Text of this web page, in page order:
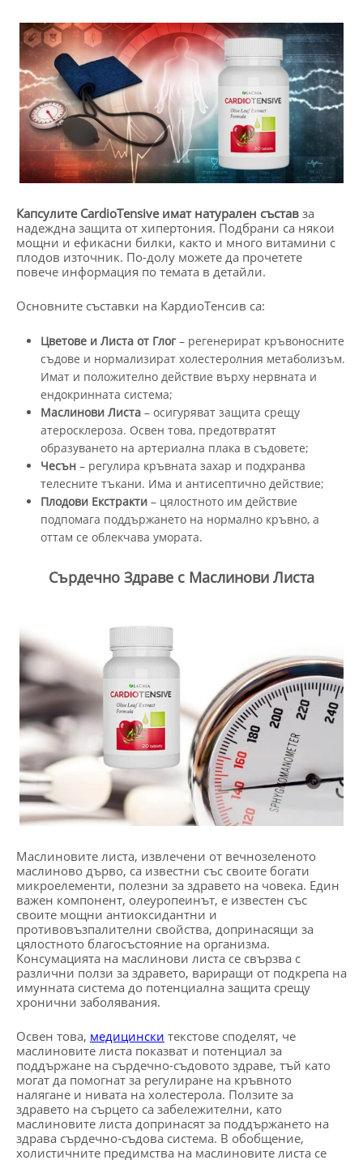
Капсулите CardioTensive имат натурален състав за
надеждна защита от хипертония. Подбрани са някои
мощни и ефикасни билки, както и много витамини с
плодов източник. По-долу можете да прочетете
повече информация по темата в детайли.
Основните съставки на КардиоТенсив са:
Цветове и Листа от Глог– регенерират кръвоносните
съдове и нормализират холестеролния метаболизъм.
Имат и положително действие върху нервната и
ендокринната система;
Маслинови Листа – осигуряват защита срещу
атеросклероза. Освен това, предотвратят
образуването на артериална плака в съдовете;
Чесън – регулира кръвната захар и подхранва
телесните тъкани. Има и антисептично действие;
Плодови Екстракти – цялостното им действие
подпомага поддържането на нормално кръвно, а
оттам се облекчава умората.
Сърдечно Здраве с Маслинови Листа
Маслиновите листа, извлечени от вечнозеленото
маслиново дърво, са известни със своите богати
микроелементи, полезни за здравето на човека. Един
важен компонент, олеуропеинът, е известен със
своите мощни антиоксидантни и
противовъзпалителни свойства, допринасящи за
цялостното благосъстояние на организма.
Консумацията на маслинови листа се свързва с
различни ползи за здравето, вариращи от подкрепа на
имунната система до потенциална защита срещу
хронични заболявания.
Освен това, медицински текстове споделят, че
маслиновите листа показват и потенциал за
поддържане на сърдечно-съдовото здраве, тъй като
могат да помогнат за регулиране на кръвното
налягане и нивата на холестерола. Ползите за
здравето на сърцето са забележителни, като
маслиновите листа допринасят за поддържането на
здрава сърдечно-съдова система. В обобщение,
холистичните предимства на маслиновите листа се